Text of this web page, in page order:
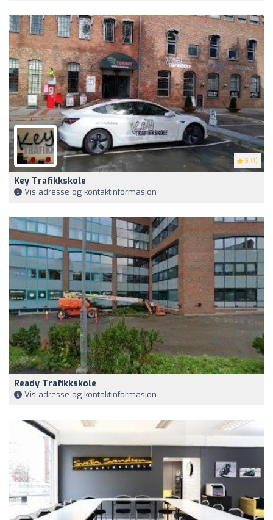
5 (1)
Key Trafikkskole
Vis adresse og kontaktinformasjon
Ready Trafikkskole
Vis adresse og kontaktinformasjon